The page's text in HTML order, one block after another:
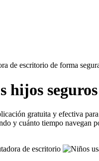
hijos
gratuita y efectiva
y cuánto tiempo navegan